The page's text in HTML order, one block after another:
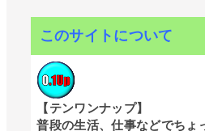
このサイトについて
【テンワンナップ】
普段の生活、仕事などでちょ